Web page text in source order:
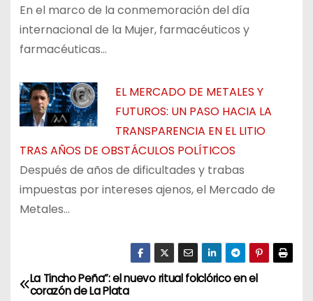
En el marco de la conmemoración del día
internacional de la Mujer, farmacéuticos y
farmacéuticas…
EL MERCADO DE METALES Y
FUTUROS: UN PASO HACIA LA
TRANSPARENCIA EN EL LITIO
TRAS AÑOS DE OBSTÁCULOS POLÍTICOS
Después de años de dificultades y trabas
impuestas por intereses ajenos, el Mercado de
Metales…
NLa Tincho Peña”: el nuevo ritual folclórico en el
corazón de La Plata